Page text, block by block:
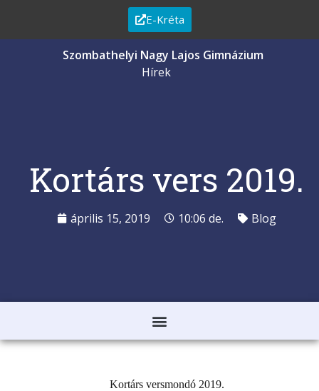
E-Kréta
Szombathelyi Nagy Lajos Gimnázium
Hírek
Kortárs vers 2019.
április 15, 2019 10:06 de. Blog
Kortárs versmondó 2019.